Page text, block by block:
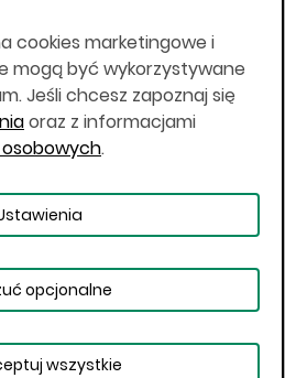
innej jurysdykcji, w której
z prawem lub w
nabycie produktów
możliwe lub w której nie
oferty. Prawa obowiązujące
czy jest możliwe
produktów
| BOSSA.PL
Dane osobowe
cookies marketingowe i
mogą być wykorzystywane
Jeśli chcesz zapoznaj się
oraz z informacjami
.
opcjonalne
wszystkie